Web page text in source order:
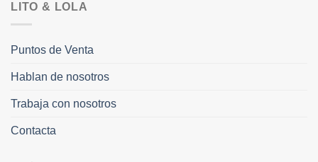
LITO & LOLA
Puntos de Venta
Hablan de nosotros
Trabaja con nosotros
Contacta